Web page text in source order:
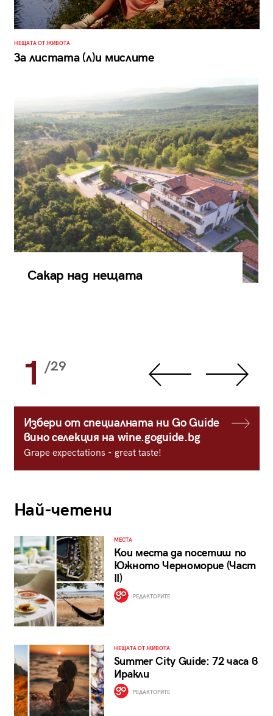
НЕЩАТА ОТ ЖИВОТА
За листата (л)и мислите
Сакар над нещата
1 /29
Избери от специалната ни Go Guide
вино селекция на wine.goguide.bg
Grape expectations - great taste!
Най-четени
МЕСТА
Кои места да посетиш по
Южното Черноморие (Част
II)
РЕДАКТОРИТЕ
НЕЩАТА ОТ ЖИВОТА
Summer City Guide: 72 часа в
Иракли
РЕДАКТОРИТЕ